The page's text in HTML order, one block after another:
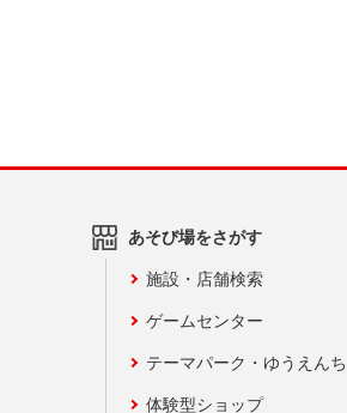
あそび場をさがす
施設・店舗検索
ゲームセンター
テーマパーク・ゆうえんち
体験型ショップ